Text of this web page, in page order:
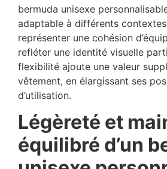
bermuda unisexe
adaptable à différents
représenter une cohésion
refléter une identité visuelle
flexibilité ajoute une valeur
vêtement, en élargissant ses
d’utilisation.
Légèreté et
équilibré d’un